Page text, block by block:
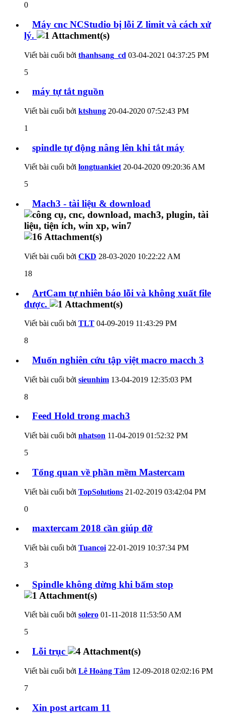
0
Máy cnc NCStudio bị lỗi Z limit và cách xử
lý.
Viết bài cuối bởi thanhsang_cd 03-04-2021 04:37:25 PM
5
máy tự tắt nguồn
Viết bài cuối bởi ktshung 20-04-2020 07:52:43 PM
1
spindle tự động nâng lên khi tắt máy
Viết bài cuối bởi longtuankiet20-04-2020 09:20:36 AM
5
Mach3 - tài liệu & download
Viết bài cuối bởi CKD 28-03-2020 10:22:22 AM
18
ArtCam tự nhiên báo lỗi và không xuất file
được.
Viết bài cuối bởi TLT 04-09-2019 11:43:29 PM
8
Muốn nghiên cứu tập việt macro macch 3
Viết bài cuối bởi sieunhim 13-04-2019 12:35:03 PM
8
Feed Hold trong mach3
Viết bài cuối bởi nhatson 11-04-2019 01:52:32 PM
5
Tổng quan về phần mềm Mastercam
Viết bài cuối bởi TopSolutions 21-02-2019 03:42:04 PM
0
maxtercam 2018 cần giúp đỡ
Viết bài cuối bởi Tuancoi 22-01-2019 10:37:34 PM
3
Spindle không dừng khi bấm stop
Viết bài cuối bởi solero 01-11-2018 11:53:50 AM
5
Lỗi trục
Viết bài cuối bởi Lê Hoàng Tâm 12-09-2018 02:02:16 PM
7
Xin post artcam 11